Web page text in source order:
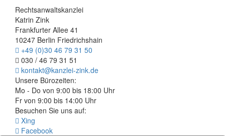
Rechtsanwaltskanzlei
Katrin Zink
Frankfurter Allee 41
10247 Berlin Friedrichshain
+49 (0)30 46 79 31 50
030 / 46 79 31 51
kontakt@kanzlei-zink.de
Unsere Bürozeiten:
Mo - Do von 9:00 bis 18:00 Uhr
Fr von 9:00 bis 14:00 Uhr
Besuchen Sie uns auf:
Xing
Facebook